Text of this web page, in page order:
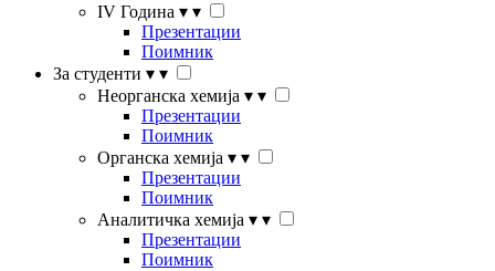
IV Година ▾ ▾
Презентации
Поимник
За студенти ▾ ▾
Неорганска хемија ▾ ▾
Презентации
Поимник
Органска хемија ▾ ▾
Презентации
Поимник
Аналитичка хемија ▾ ▾
Презентации
Поимник